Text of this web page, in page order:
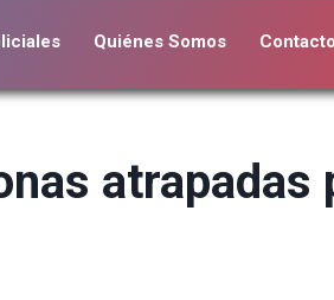
Quiénes Somos Contacto
atrapadas